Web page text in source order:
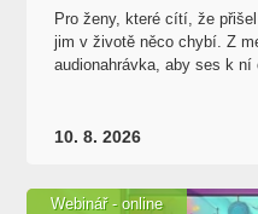
Pro ženy, které cítí, že
jim v životě něco chybí. Z
audionahrávka, aby ses k ní
10. 8. 2026
Webinář - online